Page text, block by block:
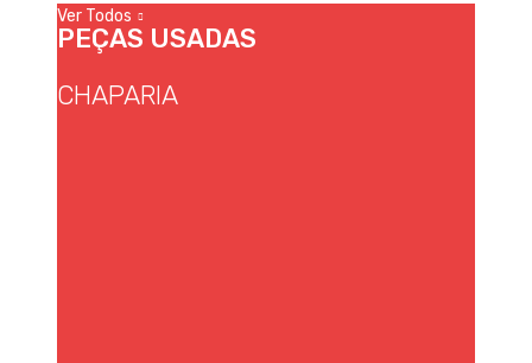
PEÇAS USADAS
CHAPARIA
Ver Todos